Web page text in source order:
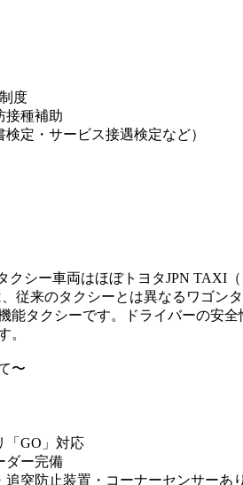
度
接種補助
定・サービス接遇検定など）
シー車両はほぼトヨタJPN TAXI（
、従来のタクシーとは異なるワゴン
能タクシーです。ドライバーの安
。
〜
「GO」対応
ダー完備
突防止装置・コーナーセンサーあり